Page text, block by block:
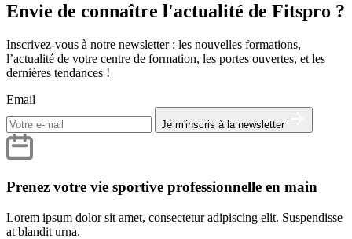
Envie de connaître l'actualité de Fitspro ?
Inscrivez-vous à notre newsletter : les nouvelles formations,
l’actualité de votre centre de formation, les portes ouvertes, et les
dernières tendances !
Email
Je m'inscris à la newsletter
Prenez votre vie sportive professionnelle en main
Lorem ipsum dolor sit amet, consectetur adipiscing elit. Suspendisse
at blandit urna.